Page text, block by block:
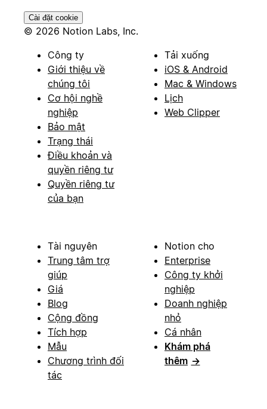
Cài đặt cookie
© 2026 Notion Labs, Inc.
Công ty
Giới thiệu về
chúng tôi
Cơ hội nghề
nghiệp
Bảo mật
Trạng thái
Điều khoản và
quyền riêng tư
Quyền riêng tư
của bạn
Tải xuống
iOS & Android
Mac & Windows
Lịch
Web Clipper
Tài nguyên
Trung tâm trợ
giúp
Giá
Blog
Cộng đồng
Tích hợp
Mẫu
Chương trình đối
tác
Notion cho
Enterprise
Công ty khởi
nghiệp
Doanh nghiệp
nhỏ
Cá nhân
Khám phá
thêm →